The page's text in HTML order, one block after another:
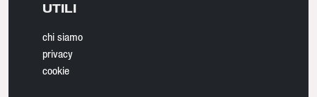
UTILI
chi siamo
privacy
cookie